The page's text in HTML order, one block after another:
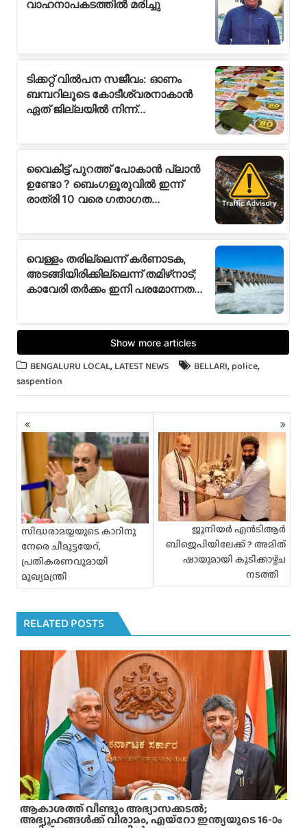
BENGALURU LOCAL, LATEST NEWS BELLARI, police,
saspention
P
o
s
s
n
a
v
g
a
t
i
n
സിദ്ധരാമയ്യയുടെ കാറിനു
നേരെ ചീമുട്ടയേറ്,
പ്രതികരണവുമായി
മുഖ്യമന്ത്രി
ജൂനിയർ എൻടിആർ
ബിജെപിയിലേക്ക് ? അമിത്
ഷായുമായി കൂടിക്കാഴ്ച്ച
നടത്തി
RELATED POSTS
ആകാശത്ത് വീണ്ടും അഭ്യാസക്കടൽ;
അഭ്യൂഹങ്ങൾക്ക് വിരാമം, എയ്റോ ഇന്ത്യയുടെ 16-ാം